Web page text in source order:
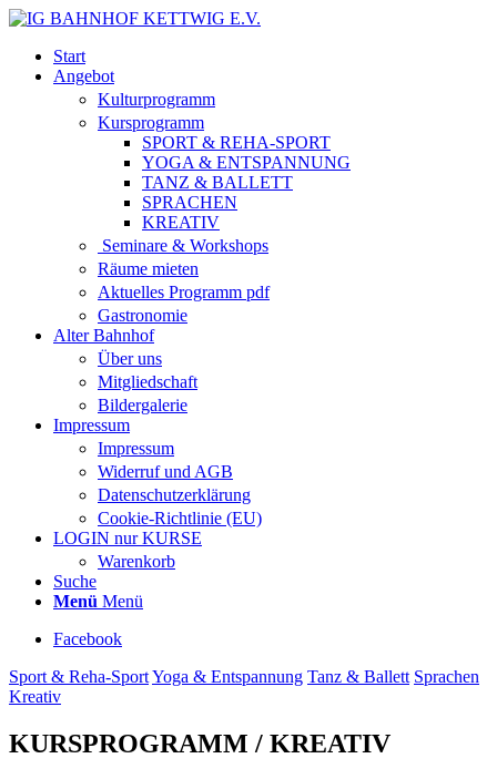
Start
Angebot
Kulturprogramm
Kursprogramm
SPORT & REHA-SPORT
YOGA & ENTSPANNUNG
TANZ & BALLETT
SPRACHEN
KREATIV
Seminare & Workshops
Räume mieten
Aktuelles Programm pdf
Gastronomie
Alter Bahnhof
Über uns
Mitgliedschaft
Bildergalerie
Impressum
Impressum
Widerruf und AGB
Datenschutzerklärung
Cookie-Richtlinie (EU)
LOGIN nur KURSE
Warenkorb
Suche
Menü Menü
Facebook
Sport & Reha-SportYoga & Entspannung Tanz & Ballett Sprachen
Kreativ
KURSPROGRAMM / KREATIV